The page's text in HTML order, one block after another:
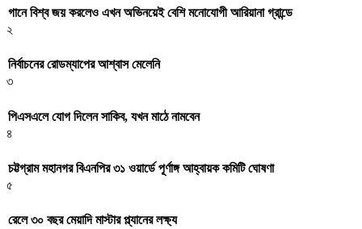
গানে বিশ্ব জয় করলেও এখন অভিনয়েই বেশি মনোযোগী আরিয়ানা গ্রান্ডে
২
নির্বাচনের রোডম্যাপের আশ্বাস মেলেনি
৩
পিএসএলে যোগ দিলেন সাকিব, যখন মাঠে নামবেন
৪
চট্টগ্রাম মহানগর বিএনপির ৩১ ওয়ার্ডে পূর্ণাঙ্গ আহ্বায়ক কমিটি ঘোষণা
৫
রেলে ৩০ বছর মেয়াদি মাস্টার প্ল্যানের লক্ষ্য